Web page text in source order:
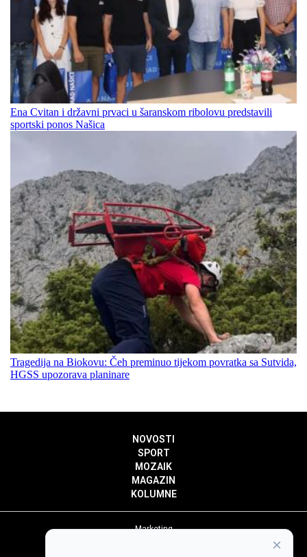
Ena Cvitan i državni prvaci u šaranskom ribolovu predstavili
sportski ponos Našica
Tragedija na Biokovu: Čeh preminuo tijekom povratka sa Sutvida,
HGSS upozorava planinare
NOVOSTI
SPORT
MOZAIK
MAGAZIN
KOLUMNE
Marketing
×